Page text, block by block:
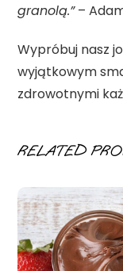
granolą.”–
Wypróbuj nasz
wyjątkowym
zdrowotnymi
RELATED